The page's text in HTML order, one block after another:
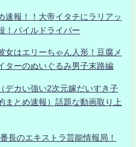
速報！！大帝イタチにラリアッ
！パイルドライバー
はエリーちゃん人形！豆腐メ
ターのぬいぐるみ男子末路編
デカい強い2次元嫁だいすき子
まとめ速報）話題な動画取り上
長のエキストラ芸能情報局！